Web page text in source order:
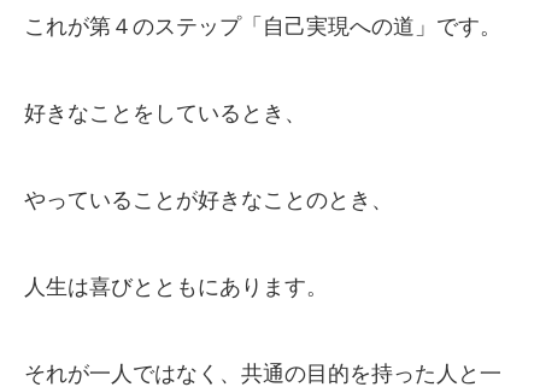
これが第４のステップ「自己実現への道」です。
好きなことをしているとき、
やっていることが好きなことのとき、
人生は喜びとともにあります。
それが一人ではなく、共通の目的を持った人と一